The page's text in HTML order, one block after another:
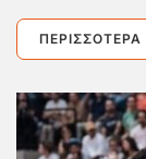
ΠΕΡΙΣΣΌΤΕΡΑ